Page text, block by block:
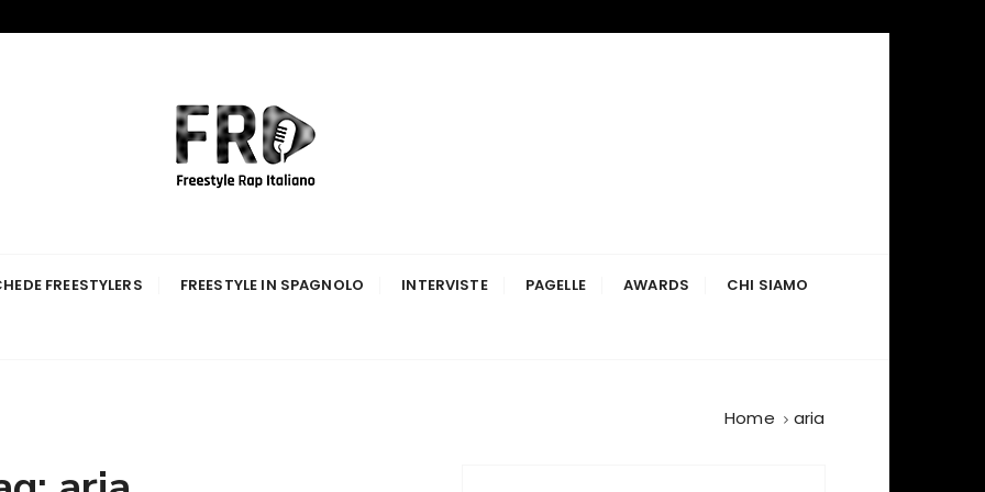
Italiano
FREESTYLERS FREESTYLE IN SPAGNOLO INTERVISTE PAGELLE AWARDS CHI SIAMO
Home aria